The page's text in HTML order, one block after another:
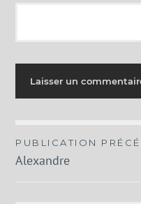
Navigation
de
PUBLICATION
Alexandre